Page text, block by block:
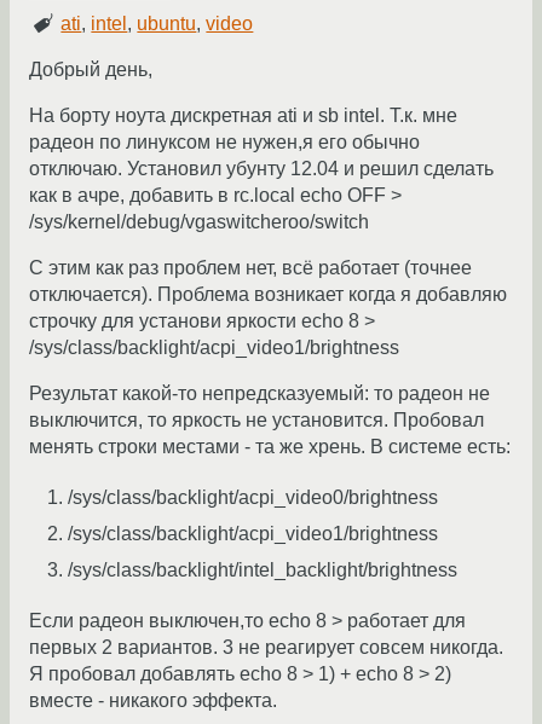
ati, intel , ubuntu,video
Добрый день,
На борту ноута дискретная ati и sb intel. Т.к. мне
радеон по линуксом не нужен,я его обычно
отключаю. Установил убунту 12.04 и решил сделать
как в ачре, добавить в rc.local echo OFF >
/sys/kernel/debug/vgaswitcheroo/switch
С этим как раз проблем нет, всё работает (точнее
отключается). Проблема возникает когда я добавляю
строчку для установи яркости echo 8 >
/sys/class/backlight/acpi_video1/brightness
Результат какой-то непредсказуемый: то радеон не
выключится, то яркость не установится. Пробовал
менять строки местами - та же хрень. В системе есть:
/sys/class/backlight/acpi_video0/brightness
/sys/class/backlight/acpi_video1/brightness
/sys/class/backlight/intel_backlight/brightness
Если радеон выключен,то echo 8 > работает для
первых 2 вариантов. 3 не реагирует совсем никогда.
Я пробовал добавлять echo 8 > 1) + echo 8 > 2)
вместе - никакого эффекта.